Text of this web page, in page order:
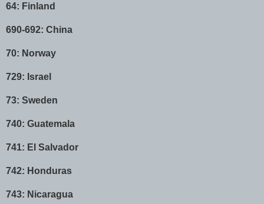
64: Finland
690-692: China
70: Norway
729: Israel
73: Sweden
740: Guatemala
741: El Salvador
742: Honduras
743: Nicaragua